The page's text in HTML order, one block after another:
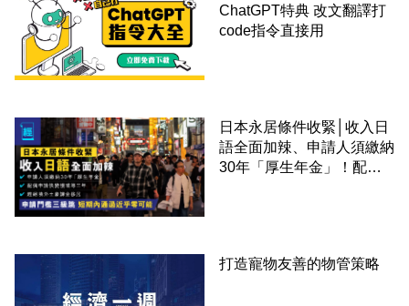
ChatGPT特典 改文翻譯打
code指令直接用
日本永居條件收緊│收入日
語全面加辣、申請人須繳納
30年「厚生年金」！配偶
打造寵物友善的物管策略